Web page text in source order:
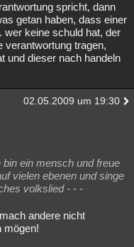
spricht, dann
getan haben, dass einer
wer keine schuld hat, der
verantwortung tragen,
und dieser nach handeln
02.05.2009 um 19:30
ein mensch und freue
vielen ebenen und singe
volkslied - - -
andere nicht
mögen!